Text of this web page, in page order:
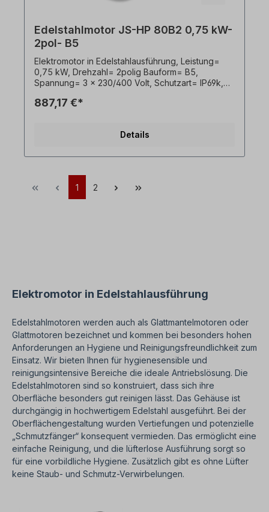
Edelstahlmotor JS-HP 80B2 0,75 kW-
2pol- B5
Elektromotor in Edelstahlausführung, Leistung=
0,75 kW, Drehzahl= 2polig Bauform= B5,
Spannung= 3 x 230/400 Volt, Schutzart= IP69k,
19 x 40 mm, Kabelausgang hygienisch,
Elektroantrieb nur von qualifiziertem Fachpersonal
unverbindliche Beispiele!Wichtige Hinweise Bei
vom Kauf ist ausgeschlossen!Alle Produktfotos
sind unverbindliche Beispiele! Technische
887,17 €*
Details
1 2
Elektromotor in Edelstahlausführung
Edelstahlmotoren werden auch als Glattmantelmotoren oder
Glattmotoren bezeichnet und kommen bei besonders hohen
Anforderungen an Hygiene und Reinigungsfreundlichkeit zum
Einsatz. Wir bieten Ihnen für hygienesensible und
reinigungsintensive Bereiche die ideale Antriebslösung. Die
Edelstahlmotoren sind so konstruiert, dass sich ihre
Oberfläche besonders gut reinigen lässt. Das Gehäuse ist
durchgängig in hochwertigem Edelstahl ausgeführt. Bei der
Oberflächengestaltung wurden Vertiefungen und potenzielle
„Schmutzfänger“ konsequent vermieden. Das ermöglicht eine
einfache Reinigung, und die lüfterlose Ausführung sorgt so
für eine vorbildliche Hygiene. Zusätzlich gibt es ohne Lüfter
keine Staub- und Schmutz-Verwirbelungen.